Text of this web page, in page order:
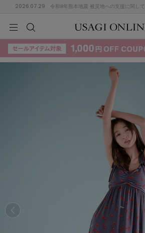
2026.07.29 令和8年熊本地震 被災地への支援に関して
検索
KIDSBABYBEAUTYLIFE STYLE
(715)
KIDSBABYBEAUTYLIFE STYLE
G
M N
U
ACYM
アシーム